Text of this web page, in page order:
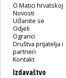
O Matici hrvatskoj
Novosti
Učlanite se
Odjeli
Ogranci
Društva prijatelja i
partneri
Kontakt
Izdavaštvo